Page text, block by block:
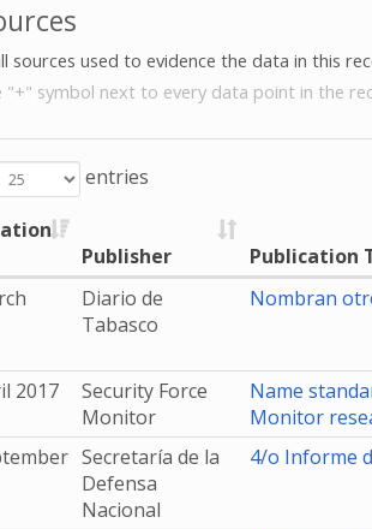
sources used to evidence the data in this
"+" symbol next to every data point in the
entries
Publisher Publication
Diario de
Tabasco
Nombran
2017
Security Force
Monitor
Name
Monitor
Secretaría de la
Defensa
Nacional
4/o Informe